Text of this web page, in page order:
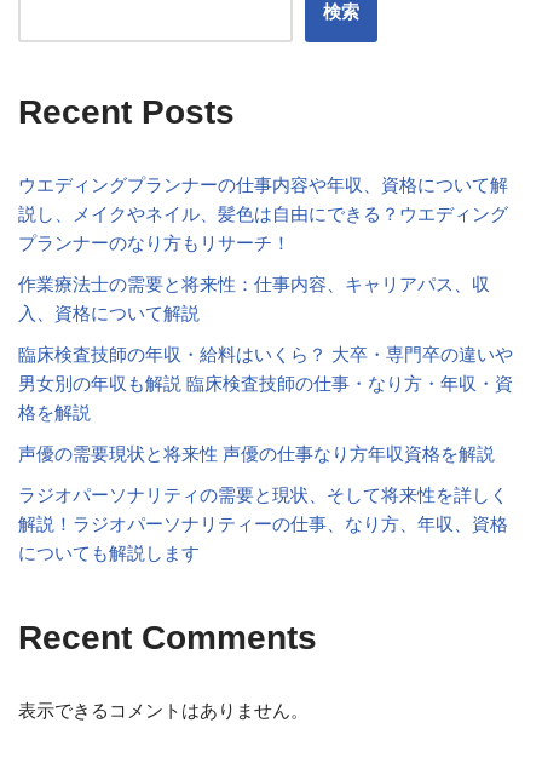
検索
Recent Posts
ウエディングプランナーの仕事内容や年収、資格について解
説し、メイクやネイル、髪色は自由にできる？ウエディング
プランナーのなり方もリサーチ！
作業療法士の需要と将来性：仕事内容、キャリアパス、収
入、資格について解説
臨床検査技師の年収・給料はいくら？ 大卒・専門卒の違いや
男女別の年収も解説 臨床検査技師の仕事・なり方・年収・資
格を解説
声優の需要現状と将来性 声優の仕事なり方年収資格を解説
ラジオパーソナリティの需要と現状、そして将来性を詳しく
解説！ラジオパーソナリティーの仕事、なり方、年収、資格
についても解説します
Recent Comments
表示できるコメントはありません。